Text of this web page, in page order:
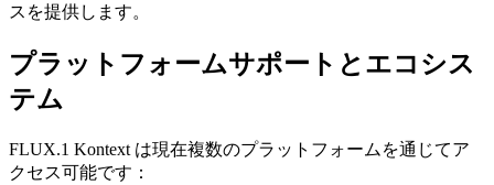
スを提供します。
プラットフォームサポートとエコシス
テム
FLUX.1 Kontext は現在複数のプラットフォームを通じてア
クセス可能です：